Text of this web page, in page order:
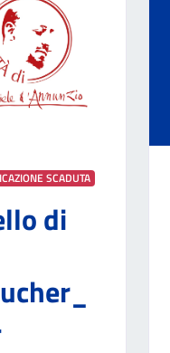
SCADUTA
di